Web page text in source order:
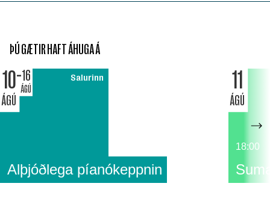
ÞÚ GÆTIR HAFT ÁHUGA Á
10
ÁGÚ
16
ÁGÚ
Salurinn
Alþjóðlega píanókeppnin
11
ÁGÚ
18:00